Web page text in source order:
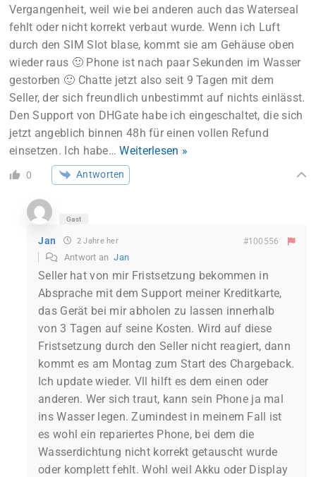
Vergangenheit, weil wie bei anderen auch das Waterseal
fehlt oder nicht korrekt verbaut wurde. Wenn ich Luft
durch den SIM Slot blase, kommt sie am Gehäuse oben
wieder raus 🙂 Phone ist nach paar Sekunden im Wasser
gestorben 🙂 Chatte jetzt also seit 9 Tagen mit dem
Seller, der sich freundlich unbestimmt auf nichts einlässt.
Den Support von DHGate habe ich eingeschaltet, die sich
jetzt angeblich binnen 48h für einen vollen Refund
einsetzen. Ich habe…Weiterlesen »
0 Antworten
Gast
Jan 2 Jahre her #100556
Antwort anJan
Seller hat von mir Fristsetzung bekommen in
Absprache mit dem Support meiner Kreditkarte,
das Gerät bei mir abholen zu lassen innerhalb
von 3 Tagen auf seine Kosten. Wird auf diese
Fristsetzung durch den Seller nicht reagiert, dann
kommt es am Montag zum Start des Chargeback.
Ich update wieder. Vll hilft es dem einen oder
anderen. Wer sich traut, kann sein Phone ja mal
ins Wasser legen. Zumindest in meinem Fall ist
es wohl ein repariertes Phone, bei dem die
Wasserdichtung nicht korrekt getauscht wurde
oder komplett fehlt. Wohl weil Akku oder Display